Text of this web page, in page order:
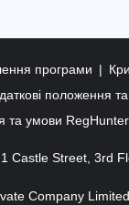
програми
положення
та умови RegHunter
Castle Street, 3rd
Company Limited